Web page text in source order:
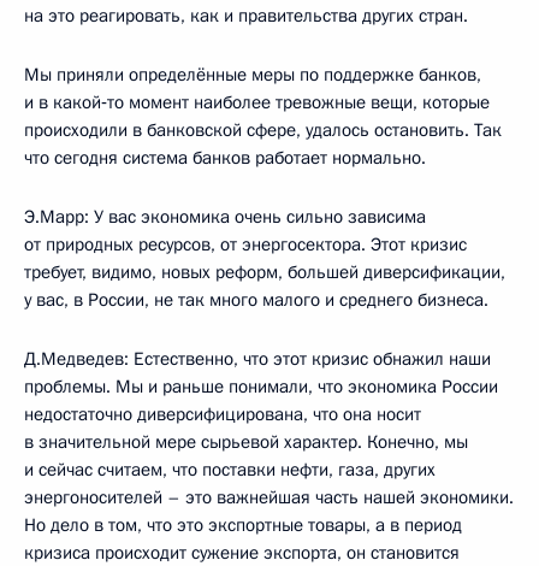
на это реагировать, как и правительства других стран.
Мы приняли определённые меры по поддержке банков,
и в какой‑то момент наиболее тревожные вещи, которые
происходили в банковской сфере, удалось остановить. Так
что сегодня система банков работает нормально.
Э.Марр: У вас экономика очень сильно зависима
от природных ресурсов, от энергосектора. Этот кризис
требует, видимо, новых реформ, большей диверсификации,
у вас, в России, не так много малого и среднего бизнеса.
Д.Медведев: Естественно, что этот кризис обнажил наши
проблемы. Мы и раньше понимали, что экономика России
недостаточно диверсифицирована, что она носит
в значительной мере сырьевой характер. Конечно, мы
и сейчас считаем, что поставки нефти, газа, других
энергоносителей – это важнейшая часть нашей экономики.
Но дело в том, что это экспортные товары, а в период
кризиса происходит сужение экспорта, он становится